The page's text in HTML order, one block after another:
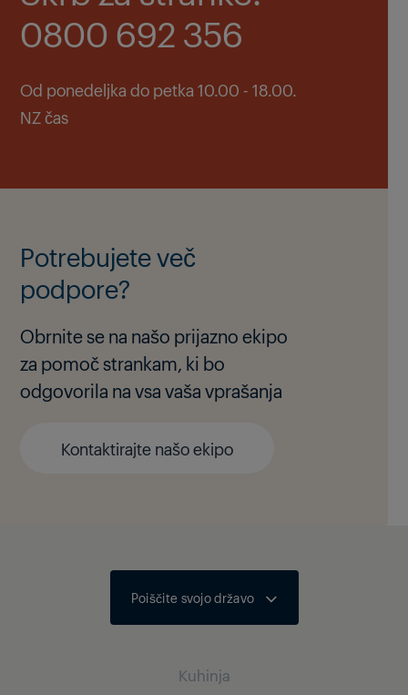
0800 692 356
Od ponedeljka do petka 10.00 - 18.00.
NZ čas
Potrebujete več
podpore?
Obrnite se na našo prijazno ekipo
za pomoč strankam, ki bo
odgovorila na vsa vaša vprašanja
Kontaktirajte našo ekipo
Poiščite svojo državo
Kuhinja